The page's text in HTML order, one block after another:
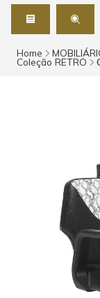
Home
Coleção RETRO